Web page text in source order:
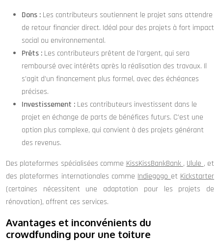
Dons : Les contributeurs soutiennent le projet sans attendre
de retour financier direct. Idéal pour des projets à fort impact
social ou environnemental.
Prêts : Les contributeurs prêtent de l’argent, qui sera
remboursé avec intérêts après la réalisation des travaux. Il
s’agit d’un financement plus formel, avec des échéances
précises.
Investissement : Les contributeurs investissent dans le
projet en échange de parts de bénéfices futurs. C’est une
option plus complexe, qui convient à des projets générant
des revenus.
Des plateformes spécialisées comme KissKissBankBank , Ulule , et
des plateformes internationales comme Indiegogo et Kickstarter
(certaines nécessitent une adaptation pour les projets de
rénovation), offrent ces services.
Avantages et inconvénients du
crowdfunding pour une toiture